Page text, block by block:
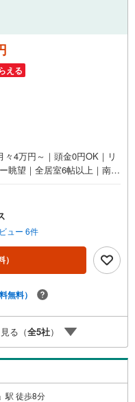
える
々4万円～｜頭金0円OK｜リ
眺望｜全居室6帖以上｜南向
望む開放感のある住戸！■専
上のゆとりある3LDK！■全
使いやすい間取り！■阪神
夙川」駅の2沿線を利用可
4月完成）】＜水回り新規
機付き）/ユニットバス（浴
え/フロアタイル張替え/ク
/ハウスクリーニング等【ア
さくら夙川駅より徒歩3分
。キッズスペースやおむつ
お子さま連れでも安心して
ンの資金計画もご相談くだ
ュー 6件
）
無料）
る（全5社）
駅 徒歩8分